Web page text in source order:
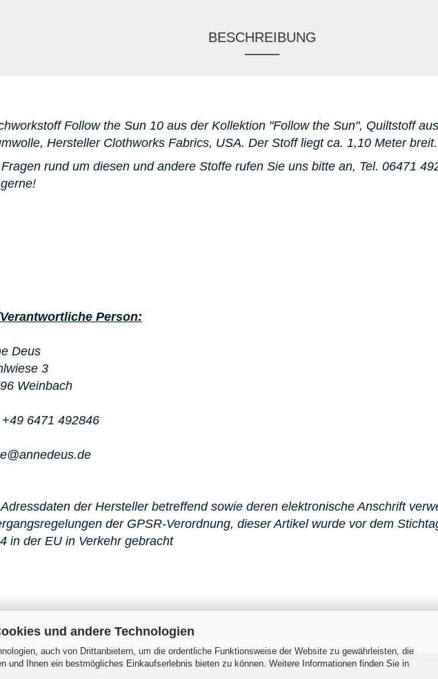
und andere Technologien
auch von Drittanbietern, um die ordentliche Funktionsweise der Website zu gewährleisten, die
und Ihnen ein bestmögliches Einkaufserlebnis bieten zu können. Weitere Informationen finden Sie in
BESCHREIBUNG
Follow the Sun 10 aus der Kollektion "Follow the Sun", Quiltstoff
Hersteller Clothworks Fabrics, USA. Der Stoff liegt ca. 1,10 Meter breit.
rund um diesen und andere Stoffe rufen Sie uns bitte an, Tel. 06471
Person:
Deus
3
Weinbach
+49 6471 492846
der Hersteller betreffend sowie deren elektronische Anschrift
der GPSR-Verordnung, dieser Artikel wurde vor dem
in der EU in Verkehr gebracht
Versand- & Zahlungsbedingungen Widerrufsrecht & Muster-Widerrufsformular